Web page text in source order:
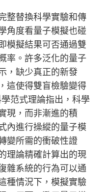
整替換科學實驗和傳
角度看量子模擬也碰
模擬結果可否通過雙
率。許多泛化的量子
，缺少真正的新發
這使得雙盲檢驗變得
范式理論指出，科學
現，而非漸進的積
內進行操縱的量子模
變所需的衝破性證
理論精確計算出的現
雜系統的行為可以通
種情況下，模擬實驗